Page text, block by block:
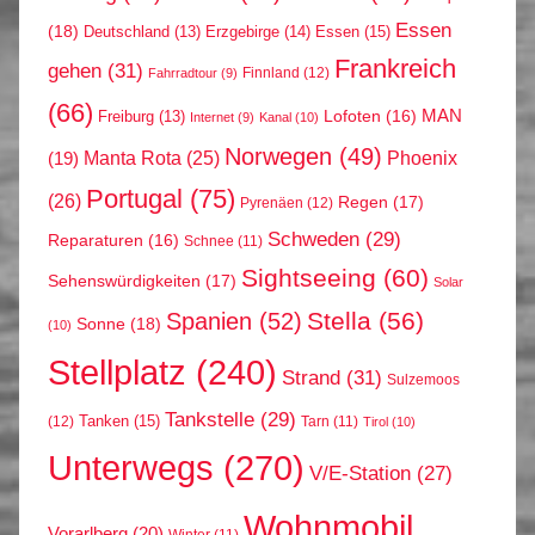
(18) Deutschland (13) Erzgebirge (14) Essen (15) Essen
gehen (31) Fahrradtour (9) Finnland (12) Frankreich
(66) Freiburg (13) Internet (9) Kanal (10) Lofoten (16) MAN
(19) Manta Rota (25) Norwegen (49) Phoenix
(26) Portugal (75) Pyrenäen (12) Regen (17)
Reparaturen (16) Schnee (11) Schweden (29)
Sehenswürdigkeiten (17) Sightseeing (60) Solar
(10) Sonne (18) Spanien (52) Stella (56)
Stellplatz (240) Strand (31) Sulzemoos
(12) Tanken (15) Tankstelle (29) Tarn (11) Tirol (10)
Unterwegs (270) V/E-Station (27)